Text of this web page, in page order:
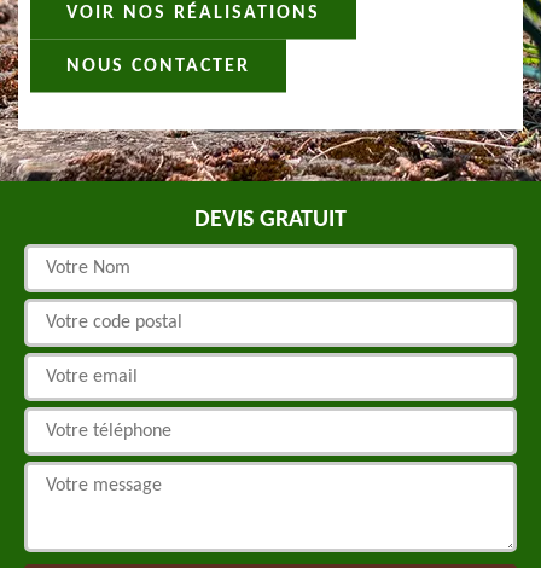
VOIR NOS RÉALISATIONS
NOUS CONTACTER
DEVIS GRATUIT